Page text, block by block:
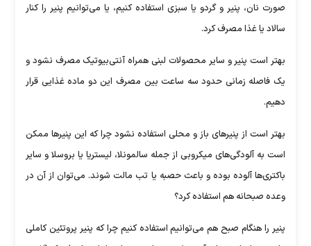
صورت نان، پنیر و گردو یا سبزی استفاده کنیم، یا می‌توانیم پنیر را کنار
سالاد یا غذا مصرف کرد.
بهتر است پنیر و سایر محصولات لبنی همراه آنتی‌بیوتیک مصرف نشود و
یک فاصله زمانی حدود سه ساعت بین مصرف این دو ماده غذایی قرار
دهیم.
بهتر است از پنیر‌های باز و محلی استفاده نشود چرا که این پنیر‌ها ممکن
است به آلودگی‌های میکروبی از جمله سالمونلا، لیستریا یا بروسلا و سایر
باکتری‌ها آلوده بوده و باعث حصبه یا تب مالت شوند. می‌توان از آن در
وعده صبحانه هم استفاده کرد؟
پنیر را هنگام صبح هم می‌توانیم استفاده کنیم چرا که پنیر پروتئین کاملی